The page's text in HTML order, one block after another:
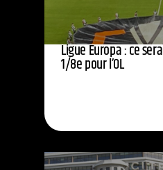
Ligue Europa : ce
1/8e pour l’OL